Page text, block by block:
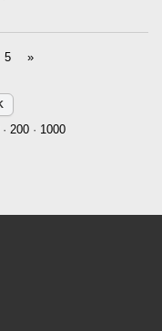
5 »
· 200 · 1000